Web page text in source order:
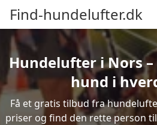
Find-hundelufter.dk
Hundelufter i Nors
hund i
Få et gratis tilbud fra
priser og find den rette person